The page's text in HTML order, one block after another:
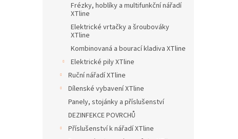
Frézky, hoblíky a multifunkční nářadí
XTline
Elektrické vrtačky a šroubováky
XTline
Kombinovaná a bourací kladiva XTline
Elektrické pily XTline
Ruční nářadí XTline
Dílenské vybavení XTline
Panely, stojánky a příslušenství
DEZINFEKCE POVRCHŮ
Příslušenství k nářadí XTline